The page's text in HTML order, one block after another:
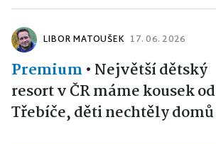
LIBOR MATOUŠEK 17. 06. 2026
Premium • Největší dětský
resort v ČR máme kousek od
Třebíče, děti nechtěly domů